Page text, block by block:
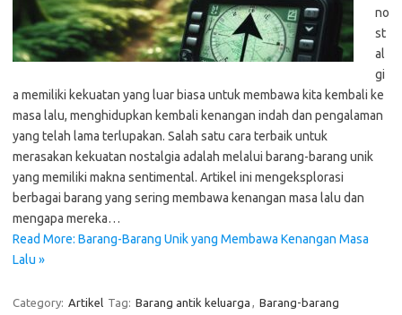
no
st
al
gi
a memiliki kekuatan yang luar biasa untuk membawa kita kembali ke
masa lalu, menghidupkan kembali kenangan indah dan pengalaman
yang telah lama terlupakan. Salah satu cara terbaik untuk
merasakan kekuatan nostalgia adalah melalui barang-barang unik
yang memiliki makna sentimental. Artikel ini mengeksplorasi
berbagai barang yang sering membawa kenangan masa lalu dan
mengapa mereka…
Read More: Barang-Barang Unik yang Membawa Kenangan Masa
Lalu »
Category: Artikel Tag: Barang antik keluarga , Barang-barang